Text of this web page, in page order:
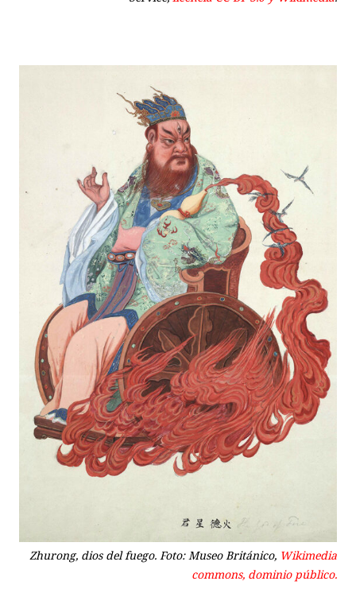
Zhurong, dios del fuego. Foto: Museo Británico, Wikimedia
commons, dominio público.